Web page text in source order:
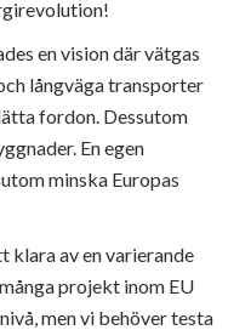
en vision där vätgas
långväga transporter
fordon. Dessutom
En egen
minska Europas
klara av en varierande
projekt inom EU
men vi behöver testa